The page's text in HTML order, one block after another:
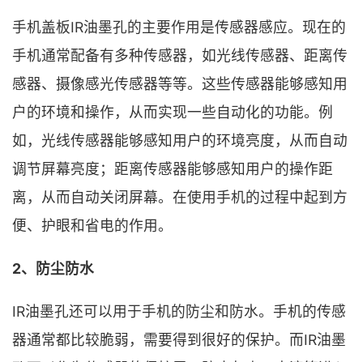
手机盖板IR油墨孔的主要作用是传感器感应。现在的
手机通常配备有多种传感器，如光线传感器、距离传
感器、摄像感光传感器等等。这些传感器能够感知用
户的环境和操作，从而实现一些自动化的功能。例
如，光线传感器能够感知用户的环境亮度，从而自动
调节屏幕亮度；距离传感器能够感知用户的操作距
离，从而自动关闭屏幕。在使用手机的过程中起到方
便、护眼和省电的作用。
2、防尘防水
IR油墨孔还可以用于手机的防尘和防水。手机的传感
器通常都比较脆弱，需要得到很好的保护。而IR油墨